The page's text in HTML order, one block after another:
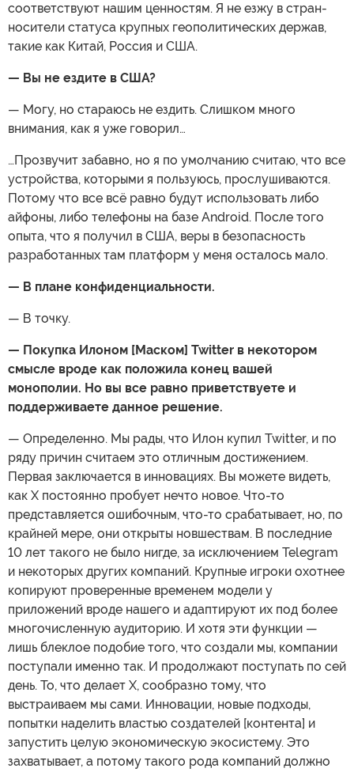
соответствуют нашим ценностям. Я не езжу в стран-
носители статуса крупных геополитических держав,
такие как Китай, Россия и США.
— Вы не ездите в США?
— Могу, но стараюсь не ездить. Слишком много
внимания, как я уже говорил…
…Прозвучит забавно, но я по умолчанию считаю, что все
устройства, которыми я пользуюсь, прослушиваются.
Потому что все всё равно будут использовать либо
айфоны, либо телефоны на базе Android. После того
опыта, что я получил в США, веры в безопасность
разработанных там платформ у меня осталось мало.
— В плане конфиденциальности.
— В точку.
— Покупка Илоном [Маском] Twitter в некотором
смысле вроде как положила конец вашей
монополии. Но вы все равно приветствуете и
поддерживаете данное решение.
— Определенно. Мы рады, что Илон купил Twitter, и по
ряду причин считаем это отличным достижением.
Первая заключается в инновациях. Вы можете видеть,
как X постоянно пробует нечто новое. Что-то
представляется ошибочным, что-то срабатывает, но, по
крайней мере, они открыты новшествам. В последние
10 лет такого не было нигде, за исключением Telegram
и некоторых других компаний. Крупные игроки охотнее
копируют проверенные временем модели у
приложений вроде нашего и адаптируют их под более
многочисленную аудиторию. И хотя эти функции —
лишь блеклое подобие того, что создали мы, компании
поступали именно так. И продолжают поступать по сей
день. То, что делает Х, сообразно тому, что
выстраиваем мы сами. Инновации, новые подходы,
попытки наделить властью создателей [контента] и
запустить целую экономическую экосистему. Это
захватывает, а потому такого рода компаний должно